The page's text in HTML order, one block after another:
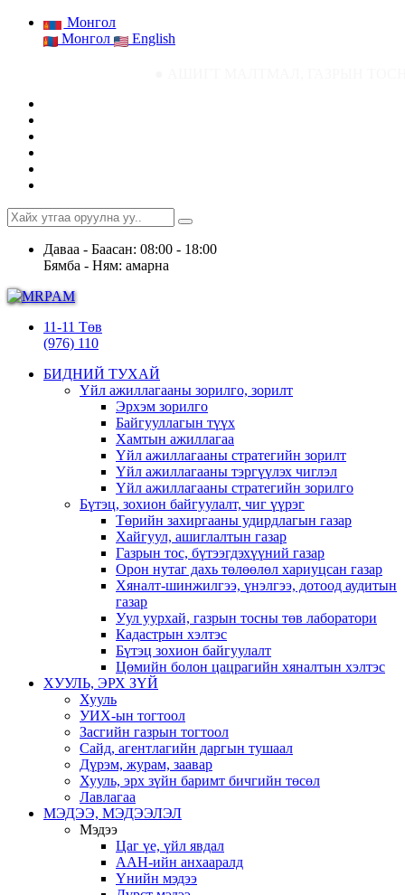
Монгол
Монгол
English
Даваа - Баасан: 08:00 - 18:00
Бямба - Ням: амарна
11-11 Төв
(976) 110
БИДНИЙ ТУХАЙ
Үйл ажиллагааны зорилго, зорилт
Эрхэм зорилго
Байгууллагын түүх
Хамтын ажиллагаа
Үйл ажиллагааны стратегийн зорилт
Үйл ажиллагааны тэргүүлэх чиглэл
Үйл ажиллагааны стратегийн зорилго
Бүтэц, зохион байгуулалт, чиг үүрэг
Төрийн захиргааны удирдлагын газар
Хайгуул, ашиглалтын газар
Газрын тос, бүтээгдэхүүний газар
Орон нутаг дахь төлөөлөл хариуцсан газар
Хяналт-шинжилгээ, үнэлгээ, дотоод аудитын
газар
Уул уурхай, газрын тосны төв лаборатори
Кадастрын хэлтэс
Бүтэц зохион байгуулалт
Цөмийн болон цацрагийн хяналтын хэлтэс
ХУУЛЬ, ЭРХ ЗҮЙ
Хууль
УИХ-ын тогтоол
Засгийн газрын тогтоол
Сайд, агентлагийн даргын тушаал
Дүрэм, журам, заавар
Хууль, эрх зүйн баримт бичгийн төсөл
Лавлагаа
МЭДЭЭ, МЭДЭЭЛЭЛ
Мэдээ
Цаг үе, үйл явдал
ААН-ийн анхааралд
Үнийн мэдээ